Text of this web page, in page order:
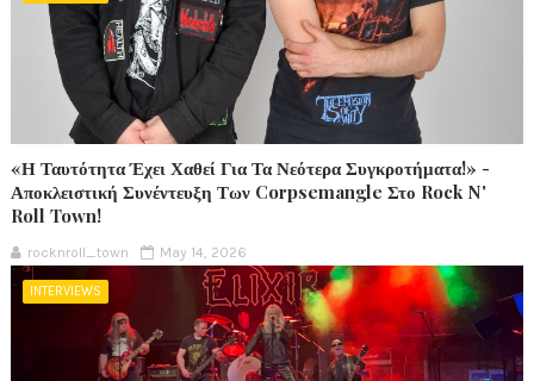
«Η Ταυτότητα Έχει Χαθεί Για Τα Νεότερα Συγκροτήματα!» -
Αποκλειστική Συνέντευξη Των Corpsemangle Στο Rock N'
Roll Town!
rocknroll_town May 14, 2026
INTERVIEWS